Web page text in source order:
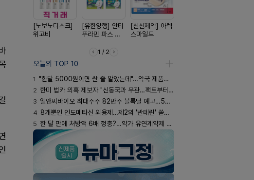
[노보노디스크]
위고비
[유한양행] 안티
푸라민 파스 시
[신신제약] 아렉
스마일드
1 / 2
오늘의 TOP 10
1 "한달 5000원이면 싼 줄 알았는데"…약국 제품과 비교해보니
2 한미 법카 의혹 제보자 "신동국과 무관…팩트부터 따져야"
3 엘앤씨바이오 최대주주 82만주 블록딜 예고…500억 규모
4 8개뿐인 인도메타신 외용제…제2의 '반테린' 쏟아지나
5 한 달 만에 처방액 6배 껑충?…약가 유연계약제 착시효과